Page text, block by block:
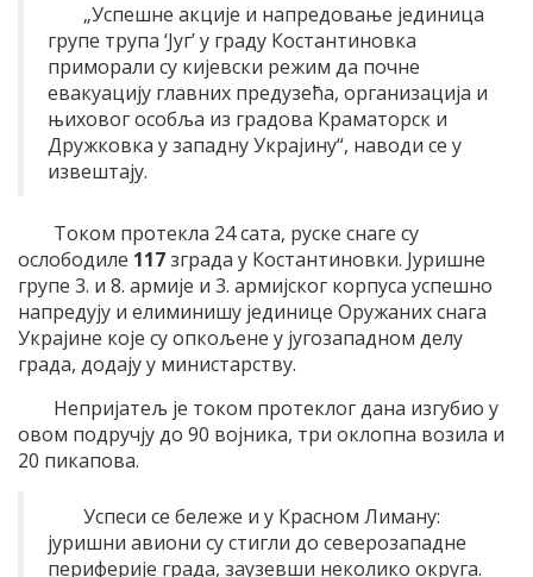
„Успешне акције и напредовање јединица
групе трупа ‘Југ’ у граду Костантиновка
приморали су кијевски режим да почне
евакуацију главних предузећа, организација и
њиховог особља из градова Краматорск и
Дружковка у западну Украјину“, наводи се у
извештају.
Током протекла 24 сата, руске снаге су
ослободиле 117зграда у Костантиновки. Јуришне
групе 3. и 8. армије и 3. армијског корпуса успешно
напредују и елиминишу јединице Оружаних снага
Украјине које су опкољене у југозападном делу
града, додају у министарству.
Непријатељ је током протеклог дана изгубио у
овом подручју до 90 војника, три оклопна возила и
20 пикапова.
Успеси се бележе и у Красном Лиману:
јуришни авиони су стигли до северозападне
периферије града, заузевши неколико округа.